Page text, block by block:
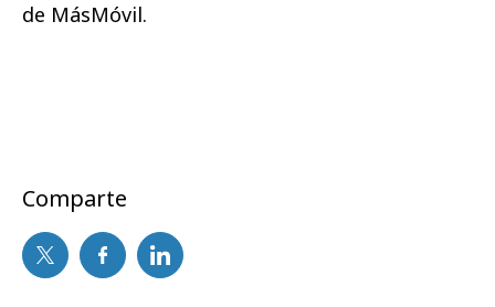
de MásMóvil.
Comparte